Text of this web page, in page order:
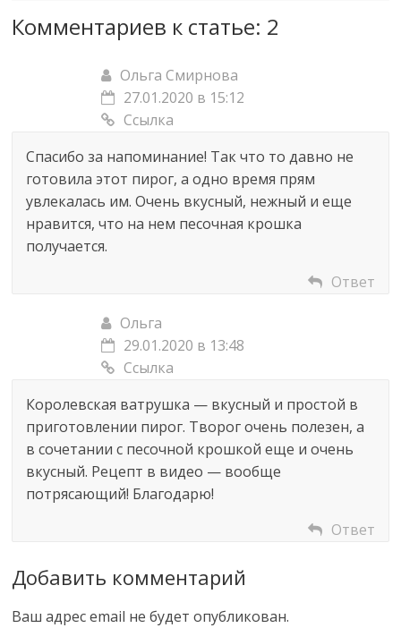
Комментариев к статье: 2
Ольга Смирнова
27.01.2020 в 15:12
Ссылка
Спасибо за напоминание! Так что то давно не
готовила этот пирог, а одно время прям
увлекалась им. Очень вкусный, нежный и еще
нравится, что на нем песочная крошка
получается.
Ответ
Ольга
29.01.2020 в 13:48
Ссылка
Королевская ватрушка — вкусный и простой в
приготовлении пирог. Творог очень полезен, а
в сочетании с песочной крошкой еще и очень
вкусный. Рецепт в видео — вообще
потрясающий! Благодарю!
Ответ
Добавить комментарий
Ваш адрес email не будет опубликован.